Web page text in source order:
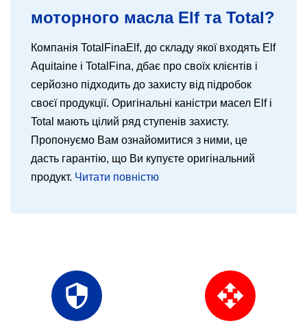
моторного масла Elf та Total?
Компанія TotalFinaElf, до складу якої входять Elf
Aquitaine і TotalFina, дбає про своїх клієнтів і
серйозно підходить до захисту від підробок
своєї продукції. Оригінальні каністри масел Elf і
Total мають цілий ряд ступенів захисту.
Пропонуємо Вам ознайомитися з ними, це
дасть гарантію, що Ви купуєте оригінальний
продукт. Читати повністю
security open_with